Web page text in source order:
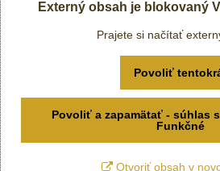
Externý obsah je blokovaný
Prajete si načítať
Povoliť
Povoliť a zapamätať - súhlas
Funkčné
Otvoriť obsah v